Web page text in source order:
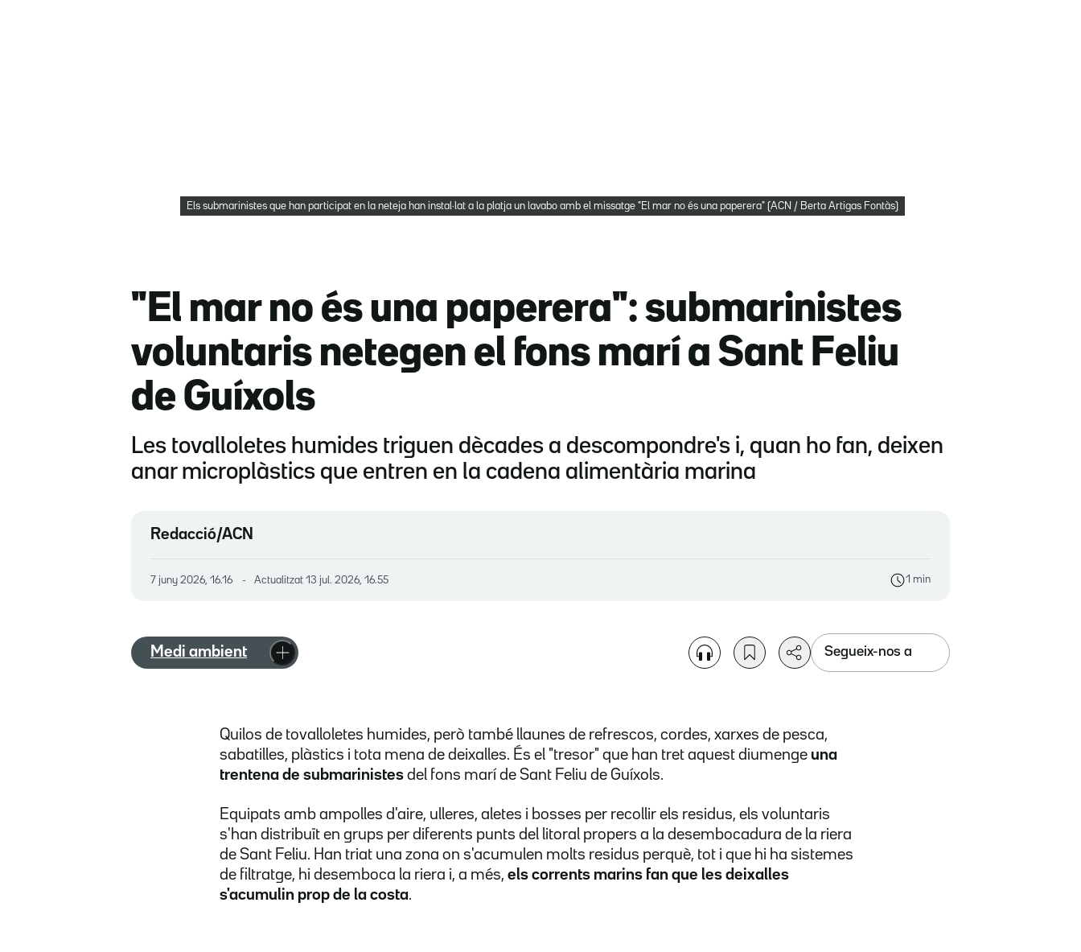
Els submarinistes que han participat en la neteja han instal·lat a la platja un lavabo amb el missatge "El mar no és una paperera" (ACN / Berta Artigas Fontàs)
"El mar no és una paperera": submarinistes
voluntaris netegen el fons marí a Sant Feliu
de Guíxols
Les tovalloletes humides triguen dècades a descompondre's i, quan ho fan, deixen
anar microplàstics que entren en la cadena alimentària marina
Redacció/ACN
7 juny 2026, 16.16 Actualitzat 13 jul. 2026, 16.55 1 min
Medi ambient Segueix-nos a
Quilos de tovalloletes humides, però també llaunes de refrescos, cordes, xarxes de pesca,
sabatilles, plàstics i tota mena de deixalles. És el "tresor" que han tret aquest diumenge una
trentena de submarinistes del fons marí de Sant Feliu de Guíxols.
Equipats amb ampolles d'aire, ulleres, aletes i bosses per recollir els residus, els voluntaris
s'han distribuït en grups per diferents punts del litoral propers a la desembocadura de la riera
de Sant Feliu. Han triat una zona on s'acumulen molts residus perquè, tot i que hi ha sistemes
de filtratge, hi desemboca la riera i, a més, els corrents marins fan que les deixalles
s'acumulin prop de la costa.